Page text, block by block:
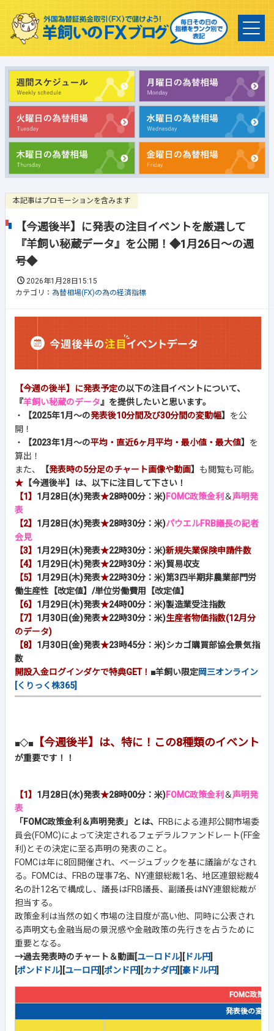
本記事はプロモーションを含みます
【今週後半】に発表の注目イベントを厳選して
『羊飼い秘蔵データ』を公開！◆1月26日～の週
号◆
2026年1月28日15:15
カテゴリ： 為替相場(FX)の為の経済指標
【今週の後半】に発表予定の以下の注目イベントについて、
『羊飼い秘蔵のデータ』を提供したいと思います。
・
【2025年1月～の発表後10分間及び30分間の変動幅】 を公
開！
・
【2023年1月～の平均・直近6ヶ月平均・最小値・最大値】 を
算出！
また、
【発表時の5分足のチャート画像や動画】 も閲覧も可能。
★ 【今週後半】は、以下に注目して下さい！
【1】 1月28日(水)発表★28時00分：米)FOMC政策金利 ＆声明発
表
【2】 1月28日(水)発表★28時30分：米)パウエルFRB議長の記者
会見
【3】 1月29日(木)発表★22時30分：米)新規失業保険申請件数
【4】 1月29日(木)発表★22時30分：米)貿易収支
【5】 1月29日(木)発表★22時30分： 米)第3四半期非農業部門労
働生産性【改定値】 /単位労働費用【改定値】
【6】 1月29日(木)発表★24時00分：米)製造業受注指数
【7】 1月30日(金)発表★22時30分：米)生産者物価指数(12月分
のデータ)
【8】 1月30日(金)発表★23時45分：米)シカゴ購買部協会景気指
数
開設入金ログインダケで特典GET！ ■羊飼い限定岡三オンライン
[くりっく株365]
■◇■ 【今週後半】は、特に！この8種類のイベント
が重要です！！
【1】 1月28日(水)発表★28時00分：米)FOMC政策金利 ＆声明発
表
「FOMC政策金利＆声明発表」とは、
FRBによる連邦公開市場委
員会(FOMC)によって決定されるフェデラルファンドレート(FF金
利)とその決定に至る声明の発表のこと。
FOMCは年に8回開催され、ベージュブックを基に議論がなされ
る。FOMCは、FRBの理事7名、NY連銀総裁1名、地区連銀総裁4
名の計12名で構成し、議長はFRB議長、副議長はNY連銀総裁が
担当する。
政策金利は当然の如く市場の注目度が高い他、同時に公表され
る声明文も金融当局の景況感や金融政策の先行きを占うために
重要となる。
→過去発表時のチャート＆動画[ユーロドル][ ドル円]
[ポンドドル][ユーロ円][ポンド円][カナダ円][豪ドル円]
FOMC政策金
発表後の変動